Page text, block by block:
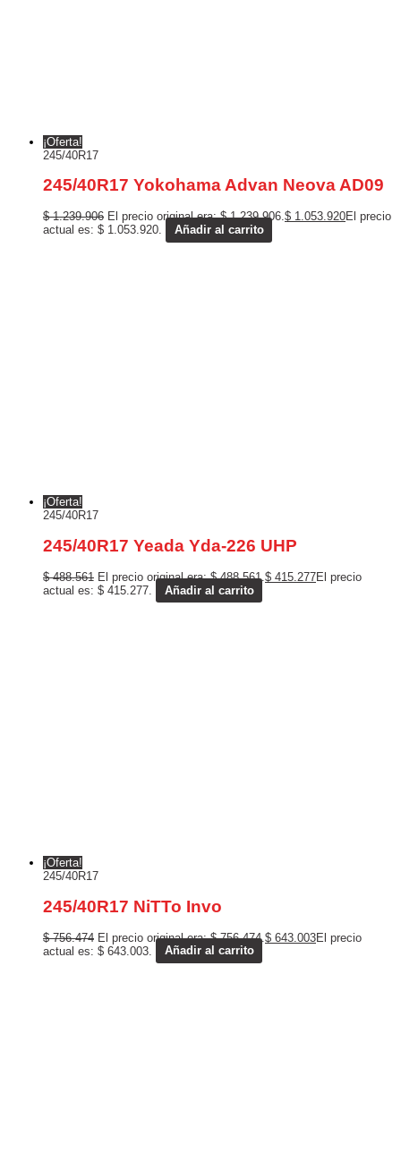
¡Oferta!
245/40R17
245/40R17 Yokohama Advan Neova AD09
$1.239.906 El precio original era: $ 1.239.906.$ 1.053.920El precio
actual es: $ 1.053.920.
Añadir al carrito
¡Oferta!
245/40R17
245/40R17 Yeada Yda-226 UHP
$488.561 El precio original era: $ 488.561.$ 415.277El precio
actual es: $ 415.277.
Añadir al carrito
¡Oferta!
245/40R17
245/40R17 NiTTo Invo
$756.474 El precio original era: $ 756.474. $ 643.003El precio
actual es: $ 643.003.
Añadir al carrito